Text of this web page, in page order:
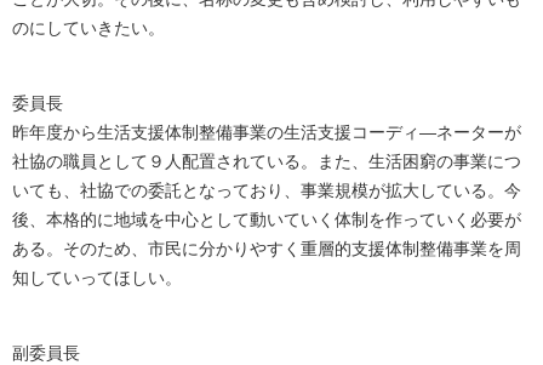
のにしていきたい。
委員長
昨年度から生活支援体制整備事業の生活支援コーディ―ネーターが
社協の職員として９人配置されている。また、生活困窮の事業につ
いても、社協での委託となっており、事業規模が拡大している。今
後、本格的に地域を中心として動いていく体制を作っていく必要が
ある。そのため、市民に分かりやすく重層的支援体制整備事業を周
知していってほしい。
副委員長